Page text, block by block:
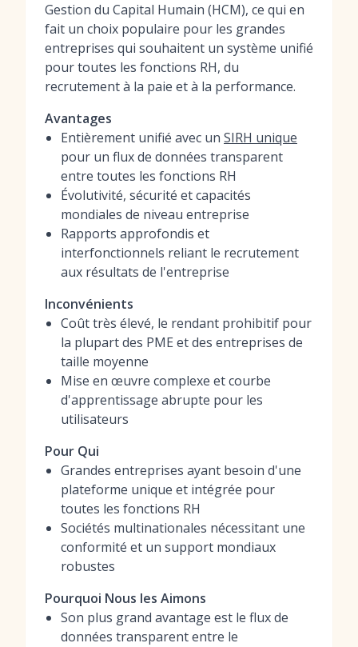
Gestion du Capital Humain (HCM), ce qui en
fait un choix populaire pour les grandes
entreprises qui souhaitent un système unifié
pour toutes les fonctions RH, du
recrutement à la paie et à la performance.
Avantages
Entièrement unifié avec un SIRH unique
pour un flux de données transparent
entre toutes les fonctions RH
Évolutivité, sécurité et capacités
mondiales de niveau entreprise
Rapports approfondis et
interfonctionnels reliant le recrutement
aux résultats de l'entreprise
Inconvénients
Coût très élevé, le rendant prohibitif pour
la plupart des PME et des entreprises de
taille moyenne
Mise en œuvre complexe et courbe
d'apprentissage abrupte pour les
utilisateurs
Pour Qui
Grandes entreprises ayant besoin d'une
plateforme unique et intégrée pour
toutes les fonctions RH
Sociétés multinationales nécessitant une
conformité et un support mondiaux
robustes
Pourquoi Nous les Aimons
Son plus grand avantage est le flux de
données transparent entre le